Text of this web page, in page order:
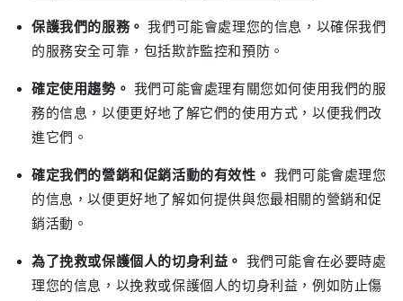
保護我們的服務。 我們可能會處理您的信息，以確保我們
的服務安全可靠，包括欺詐監控和預防。
確定使用趨勢。 我們可能會處理有關您如何使用我們的服
務的信息，以便更好地了解它們的使用方式，以便我們改
進它們。
確定我們的營銷和促銷活動的有效性。 我們可能會處理您
的信息，以便更好地了解如何提供與您最相關的營銷和促
銷活動。
為了挽救或保護個人的切身利益。 我們可能會在必要時處
理您的信息，以挽救或保護個人的切身利益，例如防止傷